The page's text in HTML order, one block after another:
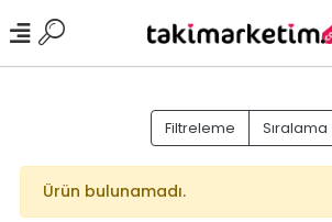
Filtreleme Sıralama
Ürün bulunamadı.